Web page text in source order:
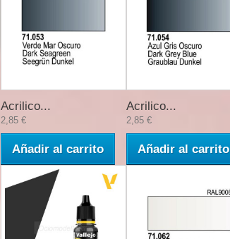
Acrilico...
2,85 €
Añadir al carrito
Acrilico...
2,85 €
Añadir al carrito